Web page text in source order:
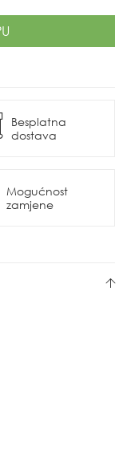
Besplatna
dostava
Mogućnost
zamjene